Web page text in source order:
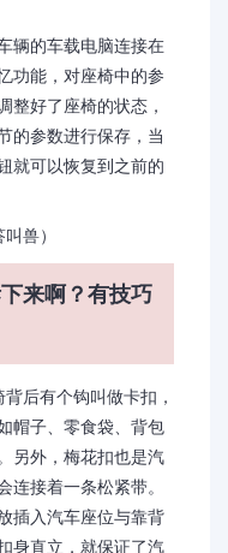
的车载电脑连接在
功能，对座椅中的参
整好了座椅的状态，
的参数进行保存，当
就可以恢复到之前的
兽）
来啊？有技巧
后有个钩叫做卡扣，
帽子、零食袋、背包
另外，梅花扣也是汽
连接着一条松紧带。
插入汽车座位与靠背
身直立，就保证了汽